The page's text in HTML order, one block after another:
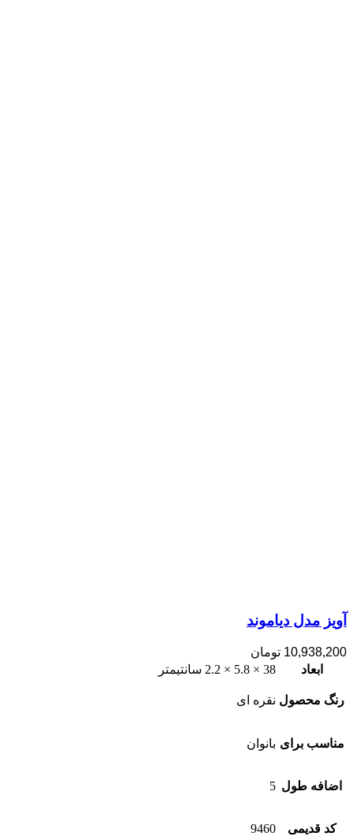
آویز مدل دیاموند
10,938,200 تومان
ابعاد
38 × 5.8 × 2.2 سانتیمتر
رنگ محصول نقره ای
مناسب برای بانوان
اضافه طول 5
کد قدیمی 9460